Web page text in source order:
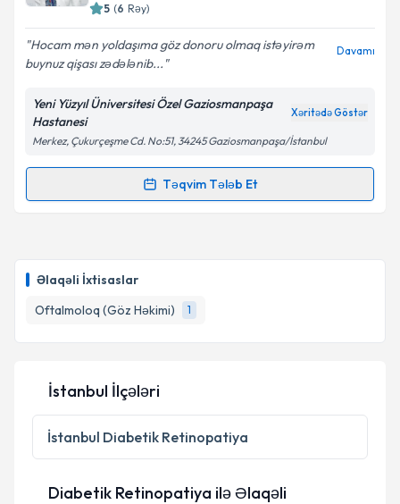
Əlaqəli İxtisaslar
Oftalmoloq (Göz Həkimi)
1
5 (6 Rəy)
Hocam mən yoldaşıma göz donoru olmaq istəyirəm
buynuz qişası zədələnib...
Davamı
Yeni Yüzyıl Üniversitesi Özel Gaziosmanpaşa
Hastanesi
Xəritədə Göstər
Merkez, Çukurçeşme Cd. No:51, 34245 Gaziosmanpaşa/İstanbul
Təqvim Tələb Et
Randevu Təqvimi Tələbi
təqvimi tələbi yaradın. Bu mütəxəssisdən randevu ala
biləcəyiniz təqvim hazır olduqda e-poçt ilə
məlumatlandırılacaqsınız.
E-poçt Ünvanınız
Şəxsi məlumatlarımın emal edilməsinə dair
Aydınlatma Mətnini oxudum və şəxsi
edilməsinə razılıq verirəm.
İstanbul İlçələri
İstanbul Diabetik Retinopatiya
Diabetik Retinopatiya ilə Əlaqəli